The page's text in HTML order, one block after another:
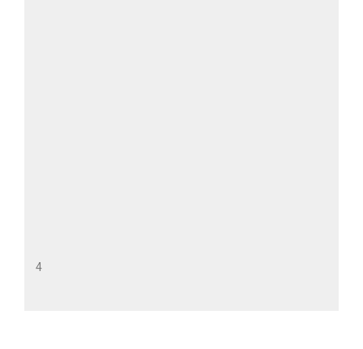
4